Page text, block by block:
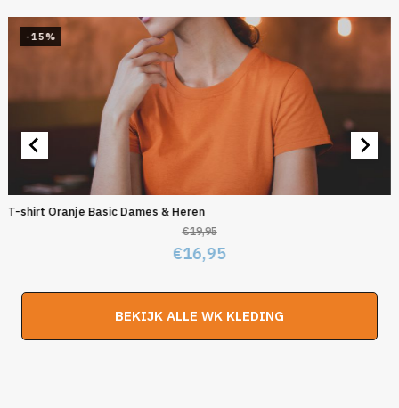
-15%
T-shirt Oranje Basic Dames & Heren
€19,95
Oorspronkelijke
€16,95Huidige
BEKIJK ALLE WK KLEDING